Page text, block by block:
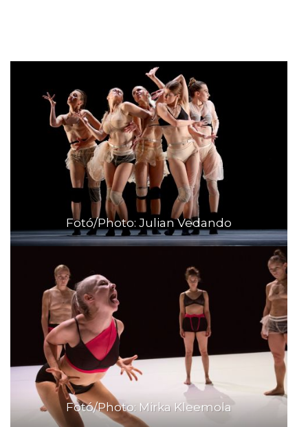
Fotó/Photo: Julian Vedando
Fotó/Photo: Mirka Kleemola